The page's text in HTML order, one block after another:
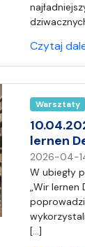
Czytaj
Warsztaty
lernen
2026-04-
W ubiegły
„Wir lernen
[…]